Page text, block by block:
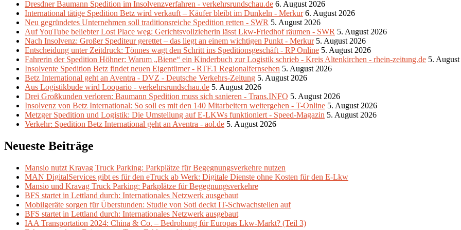
Dresdner Baumann Spedition im Insolvenzverfahren - verkehrsrundschau.de 6. August 2026
International tätige Spedition Betz wird verkauft – Käufer bleibt im Dunkeln - Merkur 6. August 2026
Neu gegründetes Unternehmen soll traditionsreiche Spedition retten - SWR 5. August 2026
Auf YouTube beliebter Lost Place weg: Gerichtsvollzieherin lässt Lkw-Friedhof räumen - SWR 5. August 2026
Nach Insolvenz: Großer Spediteur gerettet – das liegt an einem wichtigen Punkt - Merkur 5. August 2026
Entscheidung unter Zeitdruck: Tönnes wagt den Schritt ins Speditionsgeschäft - RP Online 5. August 2026
Fahrerin der Spedition Höhner: Warum „Biene“ ein Kinderbuch zur Logistik schrieb - Kreis Altenkirchen - rhein-zeitung.de 5.
Insolvente Spedition Betz findet neuen Eigentümer - RTF.1 Regionalfernsehen 5. August 2026
Betz International geht an Aventra - DVZ - Deutsche Verkehrs-Zeitung 5. August 2026
Aus Logistikbude wird Loopario - verkehrsrundschau.de 5. August 2026
Drei Großkunden verloren: Baumann Spedition muss sich sanieren - Trans.INFO 5. August 2026
Insolvenz von Betz International: So soll es mit den 140 Mitarbeitern weitergehen - T-Online 5. August 2026
Metzger Spedition und Logistik: Die Umstellung auf E-LKWs funktioniert - Speed-Magazin 5. August 2026
Verkehr: Spedition Betz International geht an Aventra - aol.de 5. August 2026
Neueste Beiträge
Mansio nutzt Kravag Truck Parking: Parkplätze für Begegnungsverkehre nutzen
MAN DigitalServices gibt es für den eTruck ab Werk: Digitale Dienste ohne Kosten für den E-Lkw
Mansio und Kravag Truck Parking: Parkplätze für Begegnungsverkehre
BFS startet in Lettland durch: Internationales Netzwerk ausgebaut
Mobilgeräte sorgen für Überstunden: Studie von Soti deckt IT-Schwachstellen auf
BFS startet in Lettland durch: Internationales Netzwerk ausgebaut
IAA Transportation 2024: China & Co. – Bedrohung für Europas Lkw-Markt? (Teil 3)